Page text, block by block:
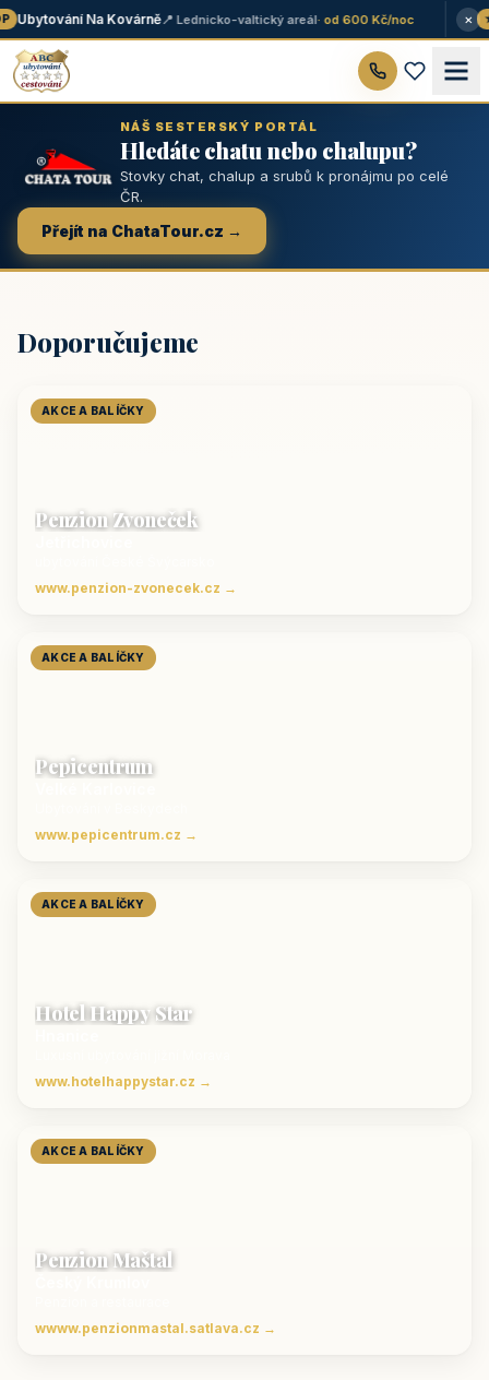
Ubytování Na Kovárně📍 Lednicko-valtický areál· od 600 Kč/noc ★
×
NÁŠ SESTERSKÝ PORTÁL
Hledáte chatu nebo chalupu?
Stovky chat, chalup a srubů k pronájmu po celé
ČR.
Přejít na ChataTour.cz →
Doporučujeme
AKCE A BALÍČKY
Penzion Zvoneček
www.penzion-zvonecek.cz →
AKCE A BALÍČKY
Pepicentrum
www.pepicentrum.cz →
AKCE A BALÍČKY
Hotel Happy Star
www.hotelhappystar.cz →
AKCE A BALÍČKY
Penzion Maštal
wwww.penzionmastal.satlava.cz →